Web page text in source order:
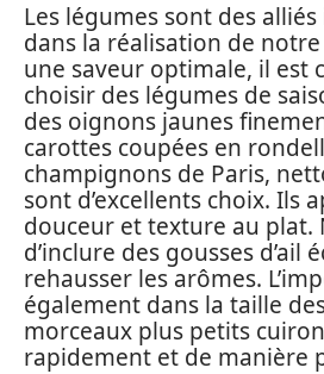
Les légumes sont des
dans la réalisation de
une saveur optimale, il est
choisir des légumes de
des oignons jaunes
carottes coupées en
champignons de Paris,
sont d’excellents choix. Ils
douceur et texture au plat.
d’inclure des gousses d’ail
rehausser les arômes.
également dans la taille
morceaux plus petits
rapidement et de manière